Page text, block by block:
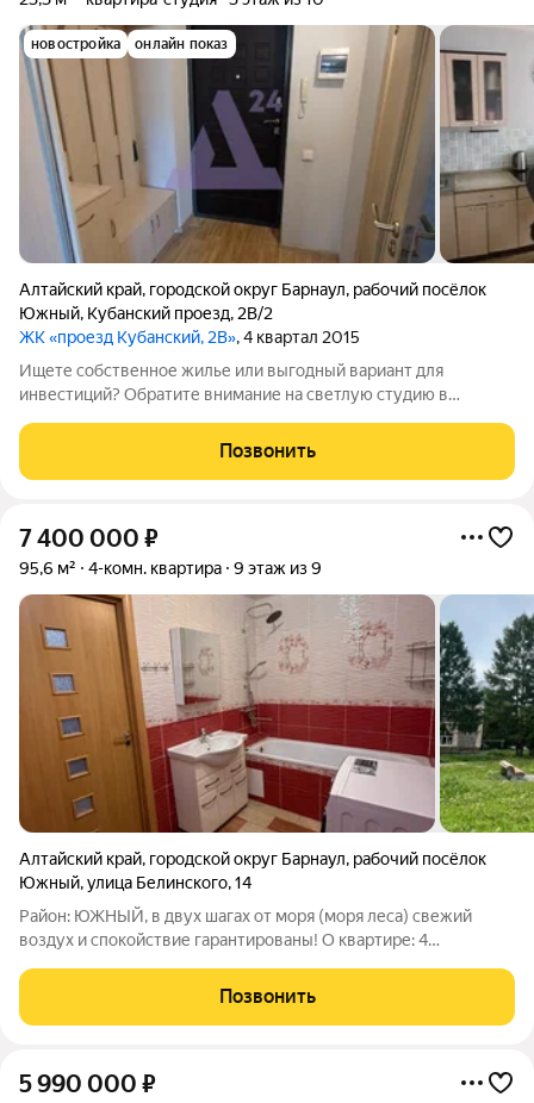
новостройка онлайн показ
Алтайский край, городской округ Барнаул, рабочий посёлок
Южный, Кубанский проезд, 2В/2
ЖК «проезд Кубанский, 2В», 4 квартал 2015
Ищете собственное жилье или выгодный вариант для
инвестиций? Обратите внимание на светлую студию в
Кубанский проезд, 2В, корпус 2. Студия площадью 20,6 кв. м
расположена на комфортном 3 этаже
Позвонить
7 400 000 ₽
95,6 м² 4-комн. квартира 9 этаж из 9
Алтайский край, городской округ Барнаул, рабочий посёлок
Южный,улица Белинского,14
Район: ЮЖНЫЙ, в двух шагах от моря (моря леса) свежий
воздух и спокойствие гарантированы! О квартире: 4
Позвонить
5 990 000 ₽